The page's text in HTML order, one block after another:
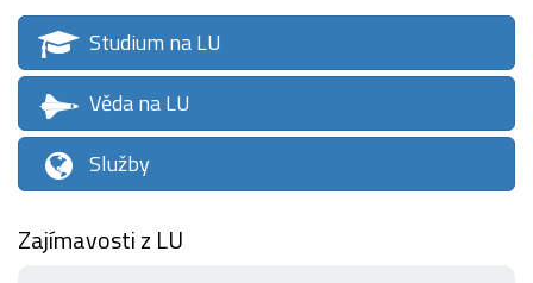
Studium na LU
Věda na LU
Služby
Zajímavosti z LU